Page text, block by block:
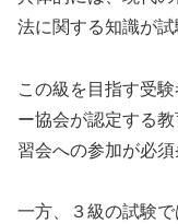
法に関する知識が試
この級を目指す受
ー協会が認定する
習会への参加が必須
一方、３級の試験